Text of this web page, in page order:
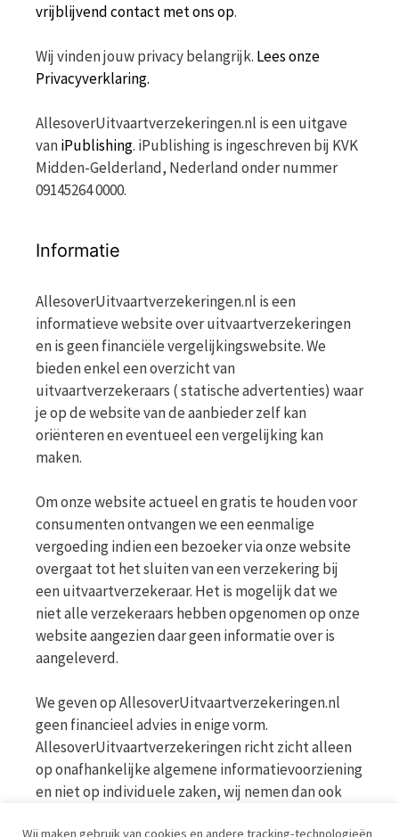
vrijblijvend contact met ons op.
Wij vinden jouw privacy belangrijk. Lees onze
Privacyverklaring.
AllesoverUitvaartverzekeringen.nl is een uitgave
vaniPublishing. iPublishing is ingeschreven bij KVK
Midden-Gelderland, Nederland onder nummer
09145264 0000.
Informatie
AllesoverUitvaartverzekeringen.nl is een
informatieve website over uitvaartverzekeringen
en is geen financiële vergelijkingswebsite. We
bieden enkel een overzicht van
uitvaartverzekeraars ( statische advertenties) waar
je op de website van de aanbieder zelf kan
oriënteren en eventueel een vergelijking kan
maken.
Om onze website actueel en gratis te houden voor
consumenten ontvangen we een eenmalige
vergoeding indien een bezoeker via onze website
overgaat tot het sluiten van een verzekering bij
een uitvaartverzekeraar. Het is mogelijk dat we
niet alle verzekeraars hebben opgenomen op onze
website aangezien daar geen informatie over is
aangeleverd.
We geven op AllesoverUitvaartverzekeringen.nl
geen financieel advies in enige vorm.
AllesoverUitvaartverzekeringen richt zicht alleen
op onafhankelijke algemene informatievoorziening
en niet op individuele zaken, wij nemen dan ook
Wij maken gebruik van cookies en andere tracking-technologieën